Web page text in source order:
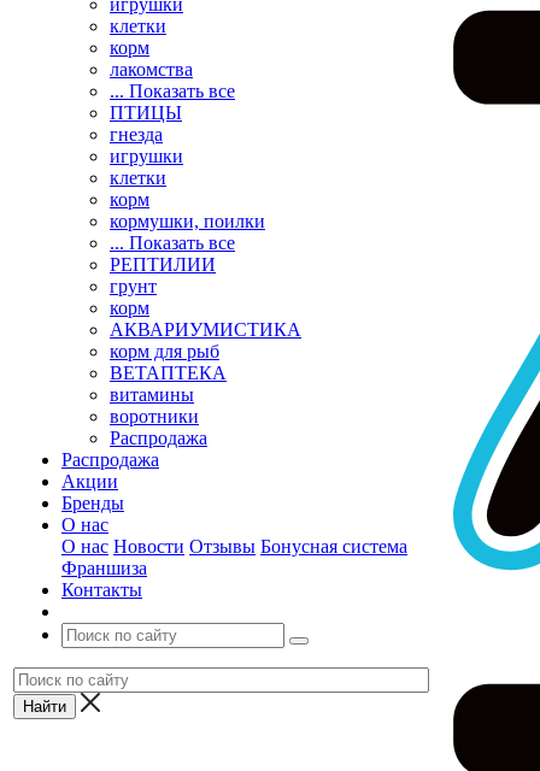
игрушки
клетки
корм
лакомства
... Показать все
ПТИЦЫ
гнезда
игрушки
клетки
корм
кормушки, поилки
... Показать все
РЕПТИЛИИ
грунт
корм
АКВАРИУМИСТИКА
корм для рыб
ВЕТАПТЕКА
витамины
воротники
Распродажа
Распродажа
Акции
Бренды
О нас
О нас Новости Отзывы Бонусная система
Франшиза
Контакты